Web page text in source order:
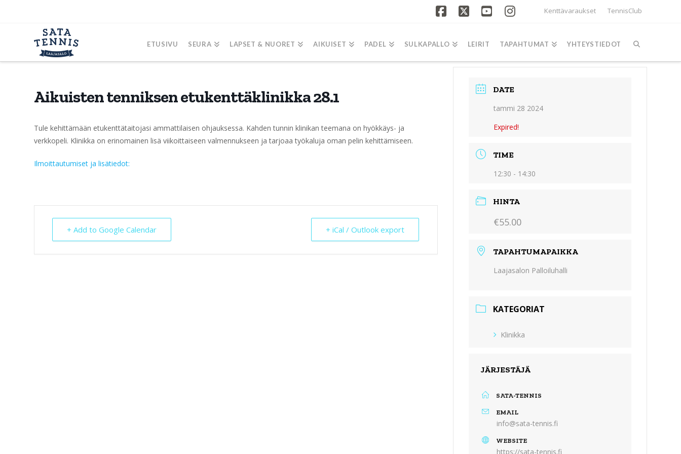
Kenttävaraukset TennisClub
Facebook
X YouTubeInstagram
ETUSIVU SEURA LAPSET & NUORET AIKUISET PADEL SULKAPALLO LEIRIT TAPAHTUMAT YHTEYSTIEDOT
Aikuisten tenniksen etukenttäklinikka 28.1
Tule kehittämään etukenttätaitojasi ammattilaisen ohjauksessa. Kahden tunnin klinikan teemana on hyökkäys- ja
verkkopeli. Klinikka on erinomainen lisä viikoittaiseen valmennukseen ja tarjoaa työkaluja oman pelin kehittämiseen.
Ilmoittautumiset ja lisätiedot:
+ Add to Google Calendar + iCal / Outlook export
DATE
tammi 28 2024
Expired!
TIME
12:30 - 14:30
HINTA
€55.00
TAPAHTUMAPAIKKA
Laajasalon Palloiluhalli
KATEGORIAT
Klinikka
JÄRJESTÄJÄ
SATA-TENNIS
EMAIL
info@sata-tennis.fi
WEBSITE
https://sata-tennis.fi